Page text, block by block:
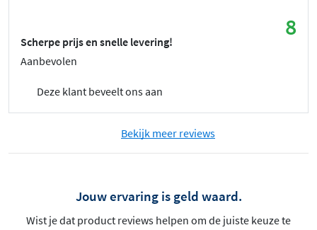
8
Scherpe prijs en snelle levering!
Aanbevolen
Deze klant beveelt ons aan
Bekijk meer reviews
Jouw ervaring is geld waard.
Wist je dat product reviews helpen om de juiste keuze te